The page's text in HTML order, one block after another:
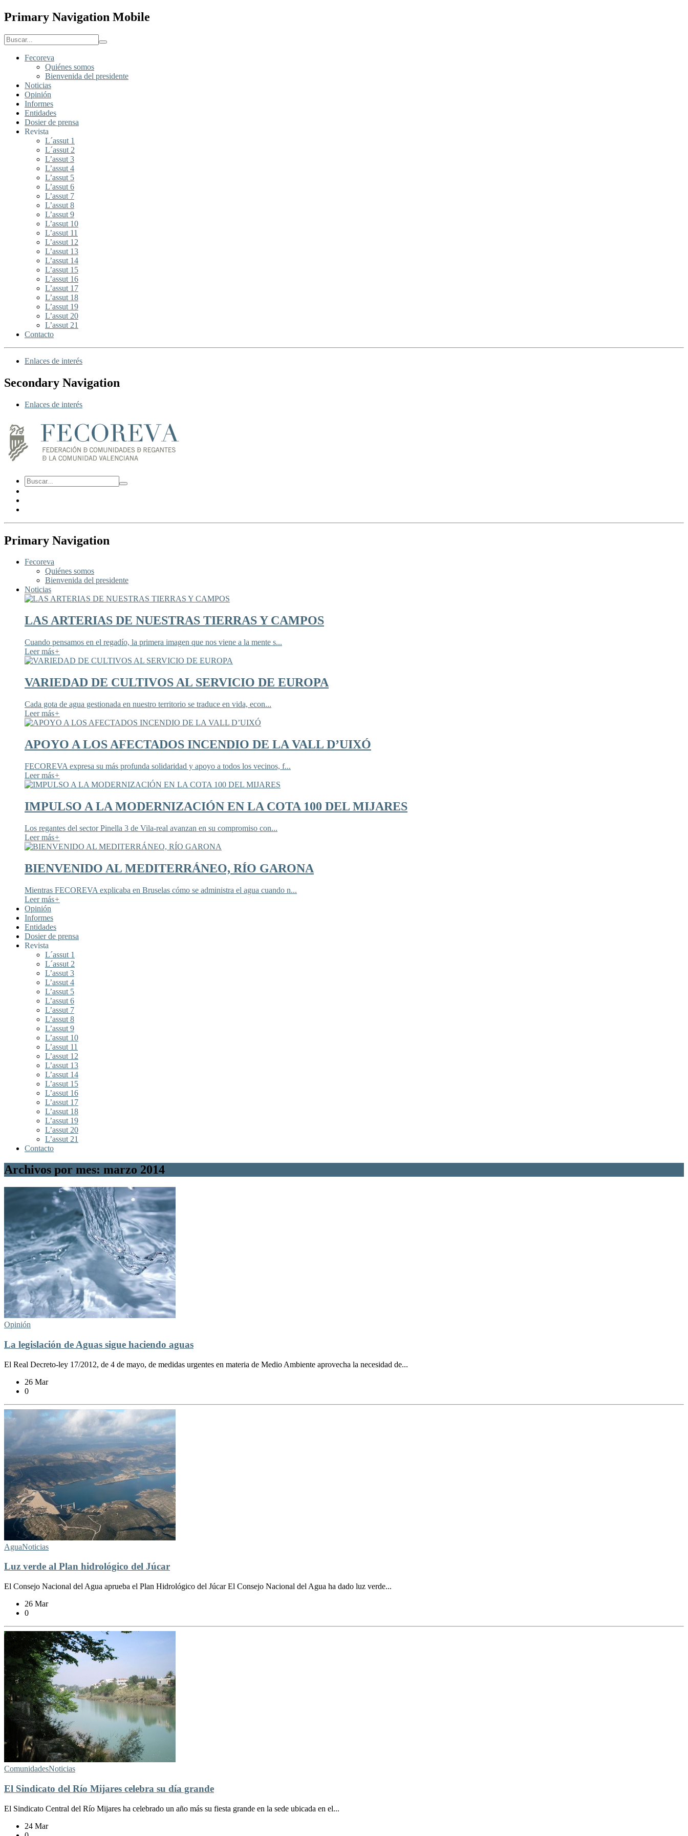
Primary Navigation Mobile
Fecoreva
Quiénes somos
Bienvenida del presidente
Noticias
Opinión
Informes
Entidades
Dosier de prensa
Revista
L´assut 1
L´assut 2
L’assut 3
L’assut 4
L’assut 5
L’assut 6
L’assut 7
L’assut 8
L’assut 9
L’assut 10
L’assut 11
L’assut 12
L’assut 13
L’assut 14
L’assut 15
L’assut 16
L’assut 17
L’assut 18
L’assut 19
L’assut 20
L’assut 21
Contacto
Enlaces de interés
Secondary Navigation
Enlaces de interés
Primary Navigation
Fecoreva
Quiénes somos
Bienvenida del presidente
Noticias
LAS ARTERIAS DE NUESTRAS TIERRAS Y CAMPOS
Cuando pensamos en el regadío, la primera imagen que nos viene a la mente s...
Leer más+
VARIEDAD DE CULTIVOS AL SERVICIO DE EUROPA
Cada gota de agua gestionada en nuestro territorio se traduce en vida, econ...
Leer más+
APOYO A LOS AFECTADOS INCENDIO DE LA VALL D’UIXÓ
FECOREVA expresa su más profunda solidaridad y apoyo a todos los vecinos, f...
Leer más+
IMPULSO A LA MODERNIZACIÓN EN LA COTA 100 DEL MIJARES
Los regantes del sector Pinella 3 de Vila-real avanzan en su compromiso con...
Leer más+
BIENVENIDO AL MEDITERRÁNEO, RÍO GARONA
Mientras FECOREVA explicaba en Bruselas cómo se administra el agua cuando n...
Leer más+
Opinión
Informes
Entidades
Dosier de prensa
Revista
L´assut 1
L´assut 2
L’assut 3
L’assut 4
L’assut 5
L’assut 6
L’assut 7
L’assut 8
L’assut 9
L’assut 10
L’assut 11
L’assut 12
L’assut 13
L’assut 14
L’assut 15
L’assut 16
L’assut 17
L’assut 18
L’assut 19
L’assut 20
L’assut 21
Contacto
Archivos por mes: marzo 2014
Opinión
La legislación de Aguas sigue haciendo aguas
El Real Decreto-ley 17/2012, de 4 de mayo, de medidas urgentes en materia de Medio Ambiente aprovecha la necesidad de...
26 Mar
0
AguaNoticias
Luz verde al Plan hidrológico del Júcar
El Consejo Nacional del Agua aprueba el Plan Hidrológico del Júcar El Consejo Nacional del Agua ha dado luz verde...
26 Mar
0
ComunidadesNoticias
El Sindicato del Río Mijares celebra su día grande
El Sindicato Central del Río Mijares ha celebrado un año más su fiesta grande en la sede ubicada en el...
24 Mar